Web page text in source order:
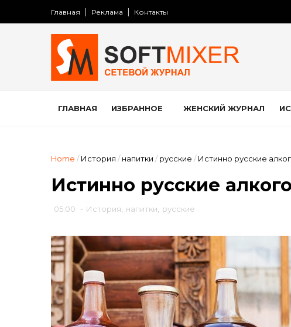
Главная Реклама Контакты
ГЛАВНАЯ ИЗБРАННОЕ ЖЕНСКИЙ ЖУРНАЛ
Home / История / напитки / русские / Истинно русские
Истинно русские
05:00 - История напитки русские